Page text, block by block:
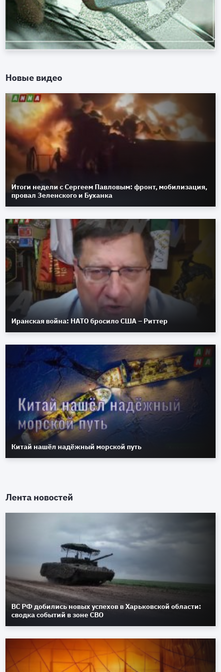
Новые видео
Итоги недели с Сергеем Павловым: фронт, мобилизация,
провал Зеленского и Буханка
Иранская война: НАТО бросило США – Риттер
Китай нашёл надёжный морской путь
Лента новостей
ВС РФ добились новых успехов в Харьковской области:
сводка событий в зоне СВО